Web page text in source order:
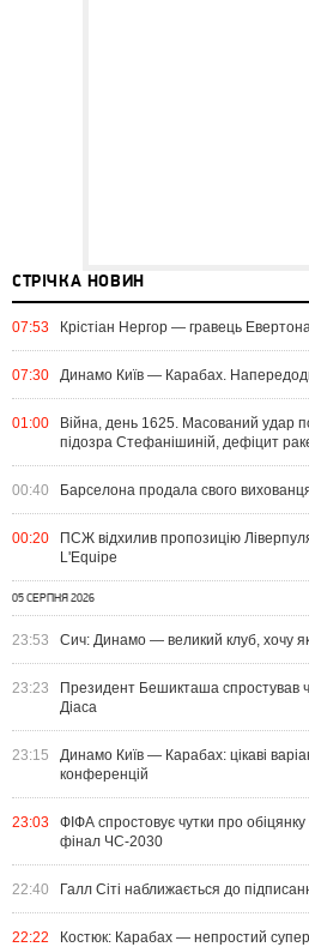
СТРІЧКА НОВИН
07:53 Крістіан Нергор — гравець
07:30 Динамо Київ — Карабах.
01:00
Війна, день 1625. Масований удар
підозра Стефанішиній, дефіцит
00:40 Барселона продала свого
00:20
ПСЖ відхилив пропозицію
L'Equipe
05 СЕРПНЯ 2026
23:53 Сич: Динамо — великий клуб, хочу
23:23
Президент Бешикташа спростував
Діаса
23:15
Динамо Київ — Карабах: цікаві
конференцій
23:03
ФІФА спростовує чутки про
фінал ЧС-2030
22:40 Галл Сіті наближається до
22:22
Костюк: Карабах — непростий